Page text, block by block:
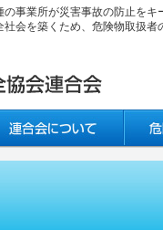
事業所が災害事故の防止を
会を築くため、危険物取扱